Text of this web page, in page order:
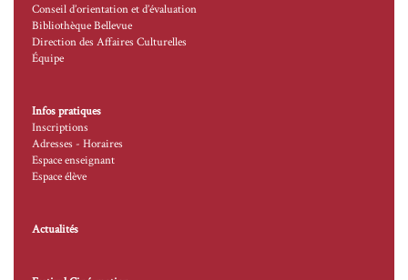
Conseil d’orientation et d’évaluation
Bibliothèque Bellevue
Direction des Affaires Culturelles
Équipe
Infos pratiques
Inscriptions
Adresses - Horaires
Espace enseignant
Espace élève
Actualités